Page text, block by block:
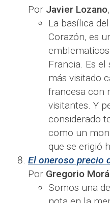
Por Javier Lozano
La basílica
Corazón, es
Francia. Es
más visitado
francesa con
visitantes. Y
considerado
como un
que se erigió
El oneroso precio
Por Gregorio
Somos una